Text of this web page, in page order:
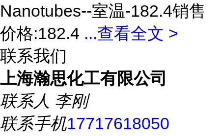
Nanotubes--室温-182.4销售
价格:182.4 ...查看全文 >
联系我们
上海瀚思化工有限公司
联系人 李刚
联系手机17717618050